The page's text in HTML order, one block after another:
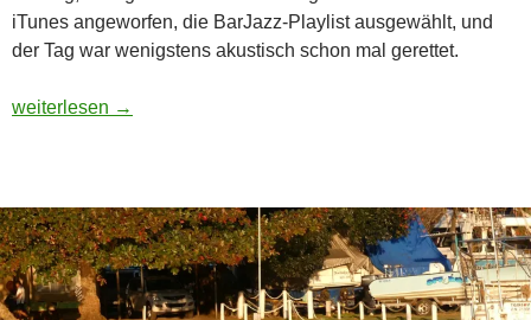
iTunes angeworfen, die BarJazz-Playlist ausgewählt, und
der Tag war wenigstens akustisch schon mal gerettet.
Boxing Day
weiterlesen →